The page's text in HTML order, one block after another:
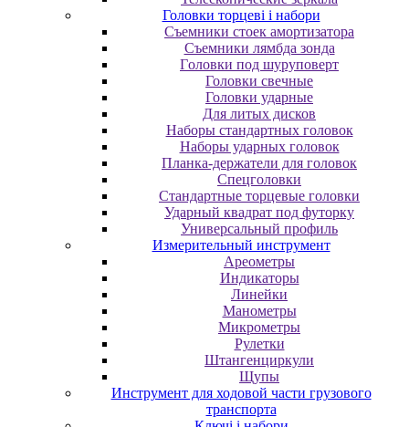
Головки торцеві і набори
Cъeмники cтoeк aмopтизaтopa
Cъeмники лямбдa зoндa
Гoлoвки пoд шуpупoвepт
Головки свечные
Головки ударные
Для литых дисков
Наборы стандартных головок
Наборы ударных головок
Планка-держатели для головок
Спецголовки
Стандартные торцевые головки
Ударный квадрат под футорку
Универсальный профиль
Измерительный инструмент
Ареометры
Индикаторы
Линейки
Манометры
Микрометры
Рулетки
Штангенциркули
Щупы
Инструмент для ходовой части грузового
транспорта